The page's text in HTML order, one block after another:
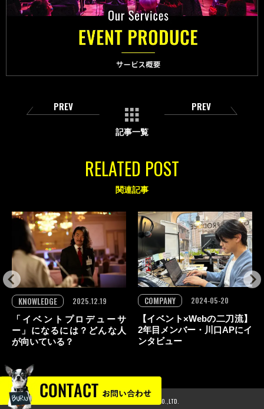
PREV
記事一覧
PREV
RELATED POST
関連記事
「イベントプロデューサ
ー」になるには？どんな人
が向いている？
KNOWLEDGE
2025.12.19
【イベント×Webの二刀流】
2年目メンバー・川口APにイ
ンタビュー
COMPANY 2024-05-20
© 2024 GLOBAL PRODUCE CO.,LTD.